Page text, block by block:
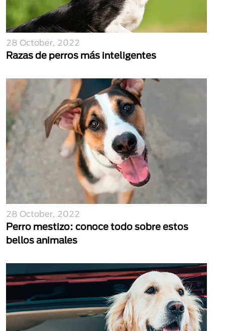
28 October, 2022
Razas de perros más inteligentes
28 October, 2022
Perro mestizo: conoce todo sobre estos
bellos animales